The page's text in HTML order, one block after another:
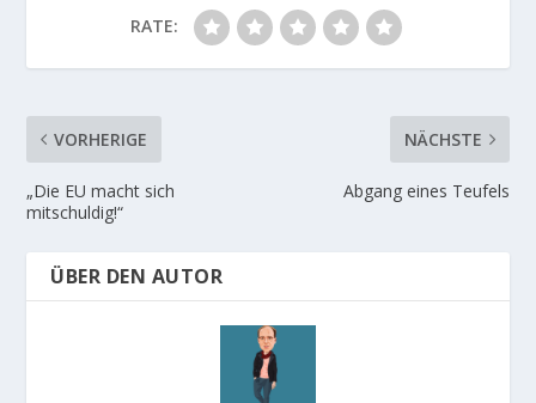
RATE:
VORHERIGE
„Die EU macht sich
mitschuldig!“
NÄCHSTE
Abgang eines Teufels
ÜBER DEN AUTOR